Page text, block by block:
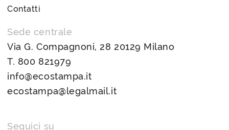
Contatti
Sede centrale
Via G. Compagnoni, 28 20129 Milano
T. 800 821979
info@ecostampa.it
ecostampa@legalmail.it
Seguici su